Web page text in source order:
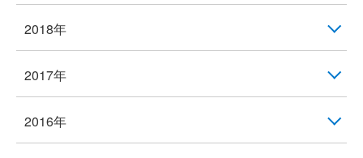
2018年
2017年
2016年